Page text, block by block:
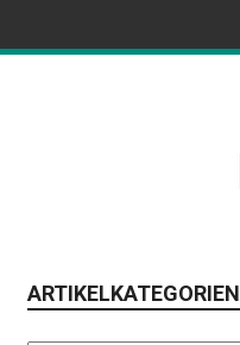
ARTIKELKATEGORIEN
Artikelkategorien